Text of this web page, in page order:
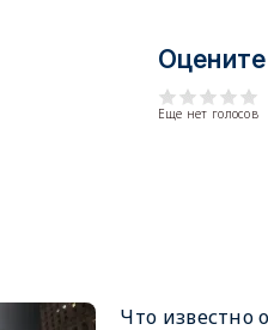
Еще нет голосов
Что известно